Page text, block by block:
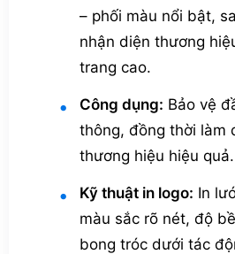
– phối màu nổi bật,
nhận diện thương
trang cao.
Công dụng: Bảo vệ
thông, đồng thời làm
thương hiệu hiệu quả.
Kỹ thuật in logo: In
màu sắc rõ nét, độ
bong tróc dưới tác